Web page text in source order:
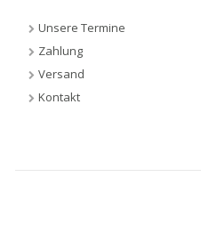
Unsere Termine
Zahlung
Versand
Kontakt